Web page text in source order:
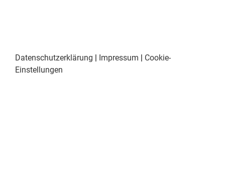
Datenschutzerklärung Impressum
Cookie-
Einstellungen